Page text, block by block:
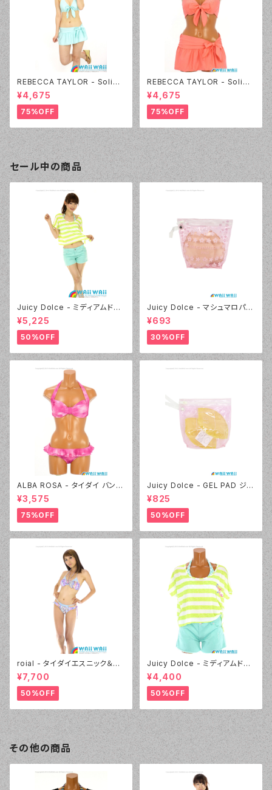
REBECCA TAYLOR - Solid
Rhinestone（14382 - 60:グ
リーン）
¥4,675
75%OFF
REBECCA TAYLOR - Solid
Rhinestone（14382 - 12:ピン
ク）
¥4,675
75%OFF
セール中の商品
Juicy Dolce - ミディアムドッ
ト（4412 - 60:グリーン）
¥5,225
50%OFF
Juicy Dolce - マシュマロパッ
ド（032 - 40:イエロー）
¥693
30%OFF
ALBA ROSA - タイダイ バンド
ゥ（14407 - 12:ピンク）
¥3,575
75%OFF
Juicy Dolce - GEL PAD ジェ
ルパッド（030 - 40:イエロー）
¥825
50%OFF
roial - タイダイエスニック＆デ
ニムプリント（24405 - 80:パー
プル）
¥7,700
50%OFF
Juicy Dolce - ミディアムドッ
ト（3405 - 60:グリーン）
¥4,400
50%OFF
その他の商品